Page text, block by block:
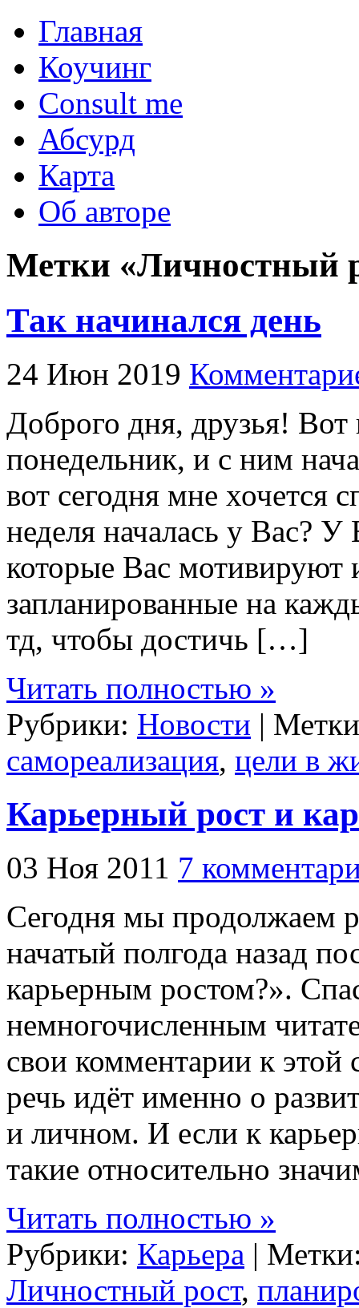
Главная
Коучинг
Consult me
Абсурд
Карта
Об авторе
Метки «Личностный
Так начинался день
24 Июн 2019
Доброго дня, друзья! Вот
понедельник, и с ним
вот сегодня мне хочется
неделя началась у Вас?
которые Вас мотивируют
запланированные на
тд, чтобы достичь […]
Читать полностью »
Рубрики: Новости |
самореализация, цели в
Карьерный рост и
03 Ноя 2011 7
Сегодня мы продолжаем
начатый полгода назад
карьерным ростом?».
немногочисленным
свои комментарии к
речь идёт именно о
и личном. И если к
такие относительно
Читать полностью »
Рубрики: Карьера |
Личностный рост,